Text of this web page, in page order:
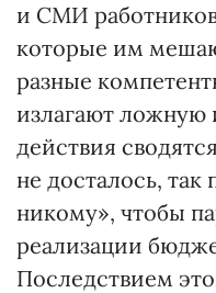
и СМИ
которые им
разные
излагают
действия
не досталось, так
никому», чтобы
реализации
Последствием